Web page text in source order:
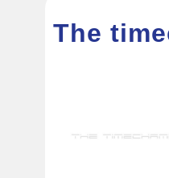
The